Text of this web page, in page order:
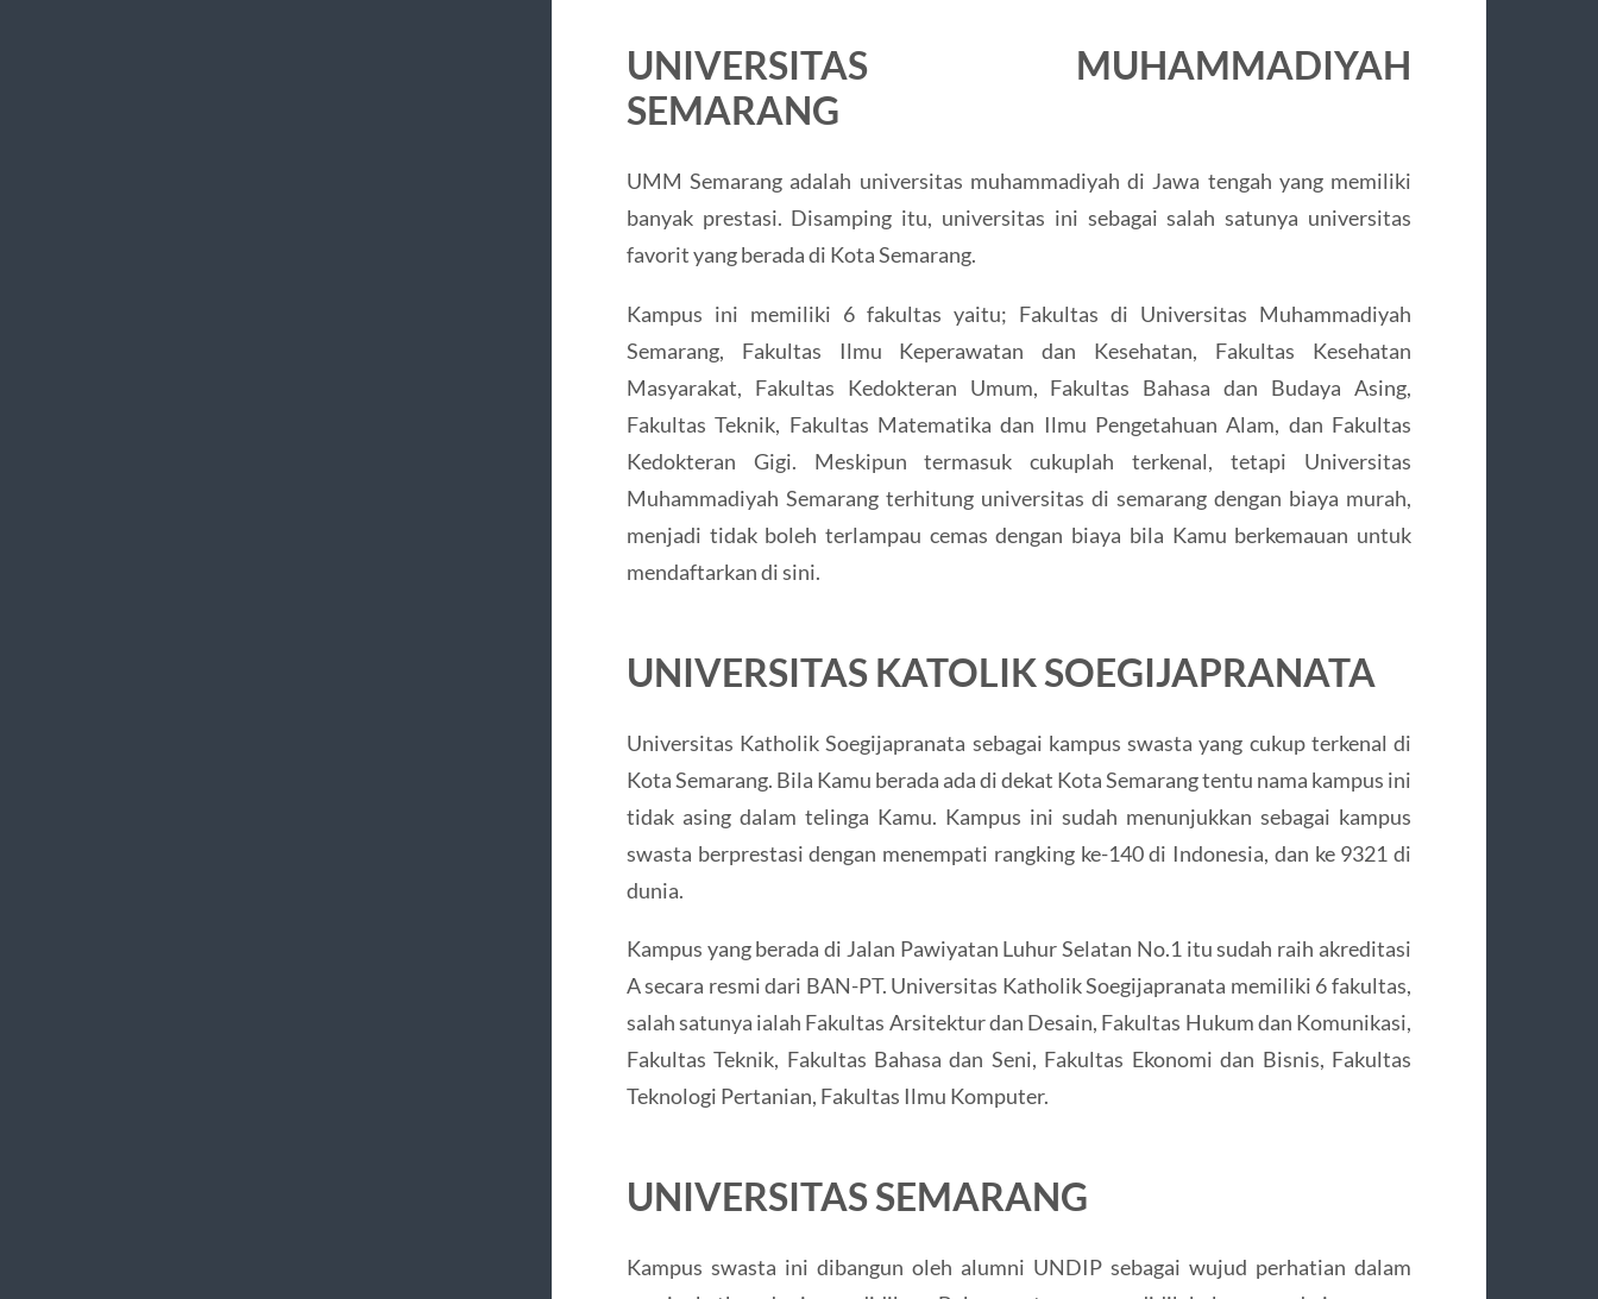
UNIVERSITAS MUHAMMADIYAH
SEMARANG
UMM Semarang adalah universitas muhammadiyah di Jawa tengah yang memiliki
banyak prestasi. Disamping itu, universitas ini sebagai salah satunya universitas
favorit yang berada di Kota Semarang.
Kampus ini memiliki 6 fakultas yaitu; Fakultas di Universitas Muhammadiyah
Semarang, Fakultas Ilmu Keperawatan dan Kesehatan, Fakultas Kesehatan
Masyarakat, Fakultas Kedokteran Umum, Fakultas Bahasa dan Budaya Asing,
Fakultas Teknik, Fakultas Matematika dan Ilmu Pengetahuan Alam, dan Fakultas
Kedokteran Gigi. Meskipun termasuk cukuplah terkenal, tetapi Universitas
Muhammadiyah Semarang terhitung universitas di semarang dengan biaya murah,
menjadi tidak boleh terlampau cemas dengan biaya bila Kamu berkemauan untuk
mendaftarkan di sini.
UNIVERSITAS KATOLIK SOEGIJAPRANATA
Universitas Katholik Soegijapranata sebagai kampus swasta yang cukup terkenal di
Kota Semarang. Bila Kamu berada ada di dekat Kota Semarang tentu nama kampus ini
tidak asing dalam telinga Kamu. Kampus ini sudah menunjukkan sebagai kampus
swasta berprestasi dengan menempati rangking ke-140 di Indonesia, dan ke 9321 di
dunia.
Kampus yang berada di Jalan Pawiyatan Luhur Selatan No.1 itu sudah raih akreditasi
A secara resmi dari BAN-PT. Universitas Katholik Soegijapranata memiliki 6 fakultas,
salah satunya ialah Fakultas Arsitektur dan Desain, Fakultas Hukum dan Komunikasi,
Fakultas Teknik, Fakultas Bahasa dan Seni, Fakultas Ekonomi dan Bisnis, Fakultas
Teknologi Pertanian, Fakultas Ilmu Komputer.
UNIVERSITAS SEMARANG
Kampus swasta ini dibangun oleh alumni UNDIP sebagai wujud perhatian dalam